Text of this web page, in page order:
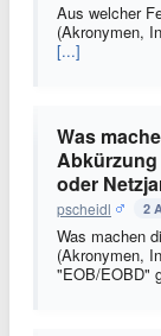
Aus welcher
(Akronymen,
[...]
Was
oder
pscheidl 2
Was machen
(Akronymen,
"EOB/EOBD"